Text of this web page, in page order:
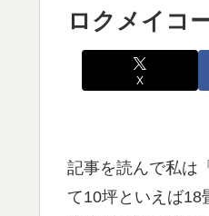
ロクメイコ
X
記事を読んで私は
て10坪といえば18